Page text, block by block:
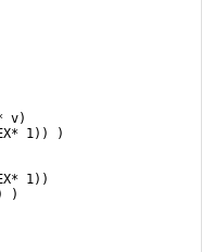
v)
1)) )
1))
)